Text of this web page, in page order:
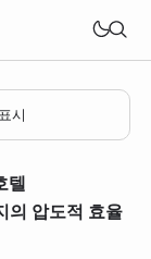
시
텔
압도적 효율